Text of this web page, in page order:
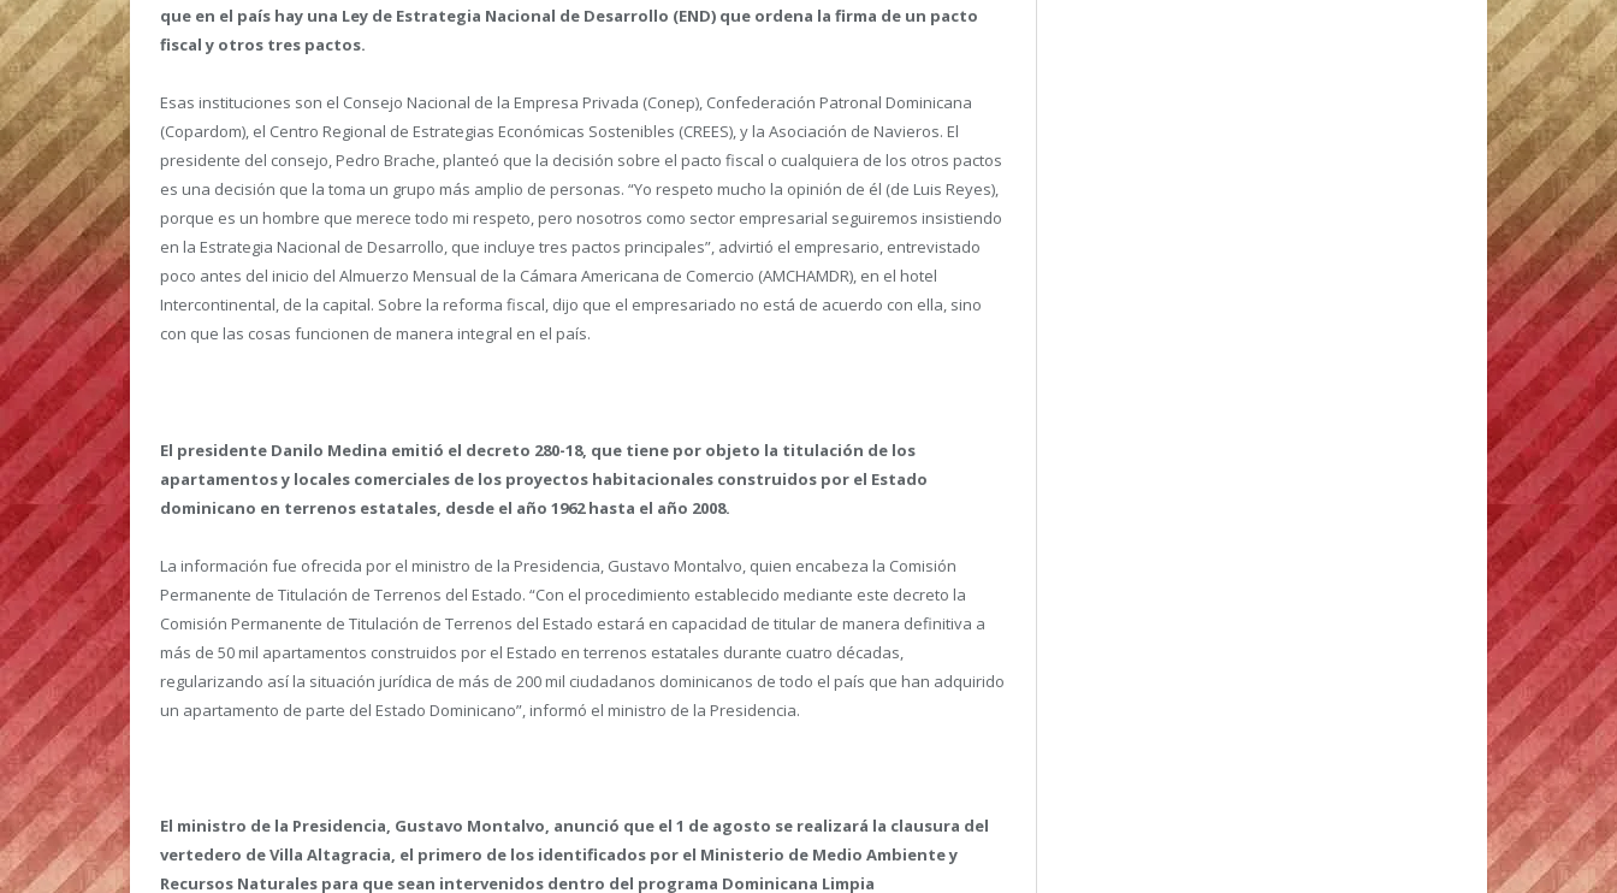
que en el país hay una Ley de Estrategia Nacional de Desarrollo (END) que ordena la firma de un pacto
fiscal y otros tres pactos.
Esas instituciones son el Consejo Nacional de la Empresa Privada (Conep), Confederación Patronal Dominicana
(Copardom), el Centro Regional de Estrategias Económicas Sostenibles (CREES), y la Asociación de Navieros. El
presidente del consejo, Pedro Brache, planteó que la decisión sobre el pacto fiscal o cualquiera de los otros pactos
es una decisión que la toma un grupo más amplio de personas. “Yo respeto mucho la opinión de él (de Luis Reyes),
porque es un hombre que merece todo mi respeto, pero nosotros como sector empresarial seguiremos insistiendo
en la Estrategia Nacional de Desarrollo, que incluye tres pactos principales”, advirtió el empresario, entrevistado
poco antes del inicio del Almuerzo Mensual de la Cámara Americana de Comercio (AMCHAMDR), en el hotel
Intercontinental, de la capital. Sobre la reforma fiscal, dijo que el empresariado no está de acuerdo con ella, sino
con que las cosas funcionen de manera integral en el país.
El presidente Danilo Medina emitió el decreto 280-18, que tiene por objeto la titulación de los
apartamentos y locales comerciales de los proyectos habitacionales construidos por el Estado
dominicano en terrenos estatales, desde el año 1962 hasta el año 2008.
La información fue ofrecida por el ministro de la Presidencia, Gustavo Montalvo, quien encabeza la Comisión
Permanente de Titulación de Terrenos del Estado. “Con el procedimiento establecido mediante este decreto la
Comisión Permanente de Titulación de Terrenos del Estado estará en capacidad de titular de manera definitiva a
más de 50 mil apartamentos construidos por el Estado en terrenos estatales durante cuatro décadas,
regularizando así la situación jurídica de más de 200 mil ciudadanos dominicanos de todo el país que han adquirido
un apartamento de parte del Estado Dominicano”, informó el ministro de la Presidencia.
El ministro de la Presidencia, Gustavo Montalvo, anunció que el 1 de agosto se realizará la clausura del
vertedero de Villa Altagracia, el primero de los identificados por el Ministerio de Medio Ambiente y
Recursos Naturales para que sean intervenidos dentro del programa Dominicana Limpia